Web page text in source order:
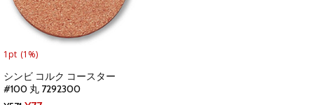
1pt (1%)
シンビ コルク コースター
#100 丸 7292300